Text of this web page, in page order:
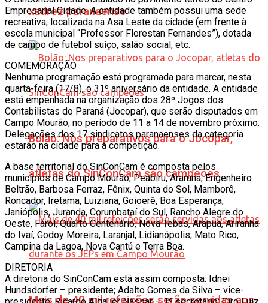
xadrez paranaense
Bolão: Nos preparativos para o Jocopar,
atletas do SinConCam são campeões
Mais de 40 mil refeições serão servidas aos
Empresarial Cidade. A entidade também possui uma sede
recreativa, localizada na Asa Leste da cidade (em frente à
escola municipal “Professor Florestan Fernandes”), dotada
de campo de futebol suíço, salão social, etc.
COMEMORAÇÃO
Nenhuma programação está programada para marcar, nesta
quarta-feira (17/8), o 31º aniversário da entidade. A entidade
está empenhada na organização dos 28º Jogos dos
Contabilistas do Paraná (Jocopar), que serão disputados em
Campo Mourão, no período de 11 a 14 de novembro próximo.
Delegações dos 17 sindicatos paranaenses da categoria
estarão na cidade para a competição.
A base territorial do SinConCam é composta pelos
municípios de Campo Mourão, Peabiru, Araruna, Engenheiro
Beltrão, Barbosa Ferraz, Fênix, Quinta do Sol, Mamborê,
Roncador, Iretama, Luiziana, Goioerê, Boa Esperança,
Janiópolis, Juranda, Corumbataí do Sul, Rancho Alegre do
Oeste, Farol, Quarto Centenário, Nova Tebas, Arapuã, Ariranha
do Ivaí, Godoy Moreira, Laranjal, Lidianópolis, Mato Rico,
Campina da Lagoa, Nova Cantú e Terra Boa.
DIRETORIA
A diretoria do SinConCam está assim composta: Idnei
Hundsdorfer – presidente; Adalto Gomes da Silva – vice-